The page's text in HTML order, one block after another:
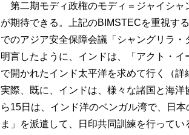
第二期モディ政権のモディ＝ジャイシャ
が期待できる。上記のBIMSTECを重視す
でのアジア安全保障会議「シャングリラ
明言したように、インドは、「アクト・
で開かれたインド太平洋を求めて行く（
実際、既に、インドは、様々な諸国と海
ら15日は、インド洋のベンガル湾で、日
ま」を派遣して、日印共同訓練を行って